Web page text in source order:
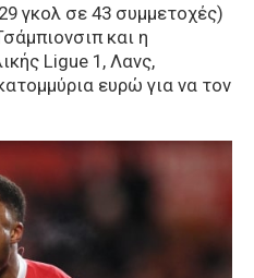
γκολ σε 43 συμμετοχές)
και η
Ligue 1, Λανς,
ευρώ για να τον